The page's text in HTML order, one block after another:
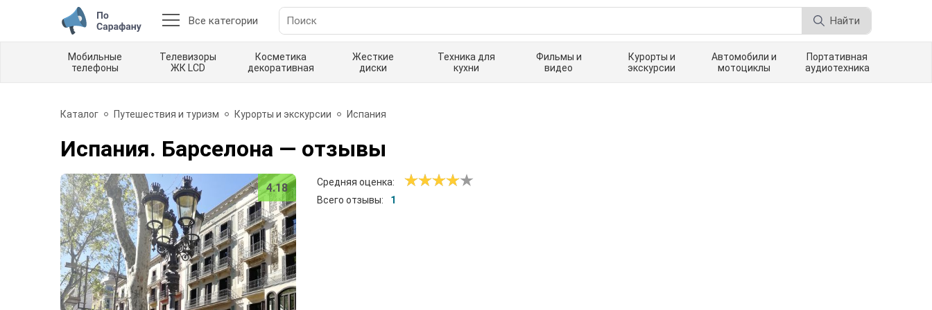
Все категории Найти
Мобильные
телефоны
Телевизоры
ЖК LCD
Косметика
декоративная
Жесткие
диски
Техника для
кухни
Фильмы и
видео
Курорты и
экскурсии
Автомобили и
мотоциклы
Портативная
аудиотехника
Каталог Путешествия и туризм Курорты и экскурсии Испания
Испания. Барселона — отзывы
4.18
Средняя оценка:
Всего отзывы:
1